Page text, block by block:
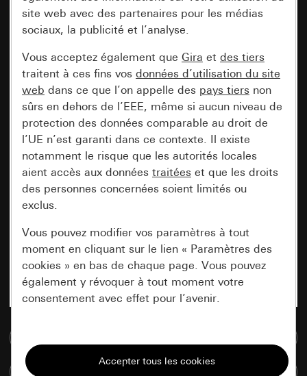
site web avec des partenaires pour les médias
sociaux, la publicité et l’analyse.
Vous acceptez également que Gira et des tiers
traitent à ces fins vos données d’utilisation du site
web dans ce que l’on appelle des pays tiers non
sûrs en dehors de l’EEE, même si aucun niveau de
protection des données comparable au droit de
l’UE n’est garanti dans ce contexte. Il existe
notamment le risque que les autorités locales
aient accès aux données traitées et que les droits
des personnes concernées soient limités ou
exclus.
Vous pouvez modifier vos paramètres à tout
moment en cliquant sur le lien « Paramètres des
cookies » en bas de chaque page. Vous pouvez
également y révoquer à tout moment votre
consentement avec effet pour l’avenir.
Tous les cookies dont nous avons besoin pour